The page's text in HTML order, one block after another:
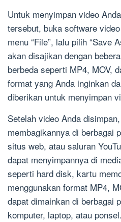
Untuk menyimpan video
tersebut, buka software
menu “File”, lalu pilih “Save
akan disajikan dengan
berbeda seperti MP4, MOV,
format yang Anda inginkan
diberikan untuk menyimpan
Setelah video Anda
membagikannya di berbagai
situs web, atau saluran
dapat menyimpannya di
seperti hard disk, kartu
menggunakan format MP4,
dapat dimainkan di berbagai
komputer, laptop, atau ponsel.